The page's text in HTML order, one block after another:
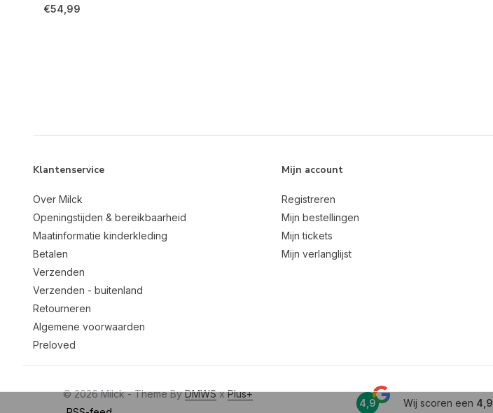
€54,99
Klantenservice
Over Milck
Openingstijden & bereikbaarheid
Maatinformatie kinderkleding
Betalen
Verzenden
Verzenden - buitenland
Retourneren
Algemene voorwaarden
Preloved
Mijn account
Registreren
Mijn bestellingen
Mijn tickets
Mijn verlanglijst
© 2026 Milck - Theme ByDMWSxPlus+
4,9 Wij scoren een 4,9